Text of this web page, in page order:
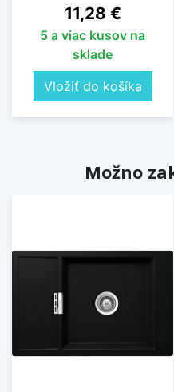
Cena
11,28 €
5 a viac kusov na
sklade
Vložiť do košíka
Možno